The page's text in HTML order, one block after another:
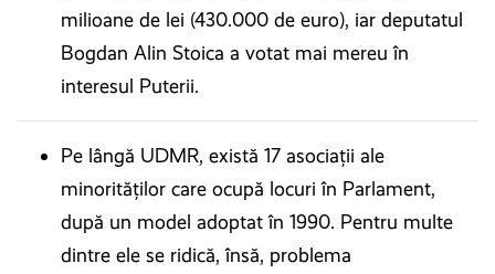
milioane de lei (430.000 de euro), iar deputatul
Bogdan Alin Stoica a votat mai mereu în
interesul Puterii.
Pe lângă UDMR, există 17 asociații ale
minorităților care ocupă locuri în Parlament,
după un model adoptat în 1990. Pentru multe
dintre ele se ridică, însă, problema